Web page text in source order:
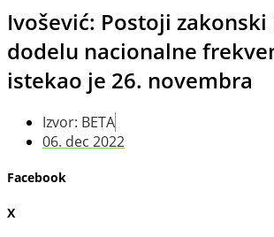
Ivošević: Postoji zakonski
dodelu nacionalne
istekao je 26. novembra
Izvor: BETA
06. dec 2022
Facebook
X